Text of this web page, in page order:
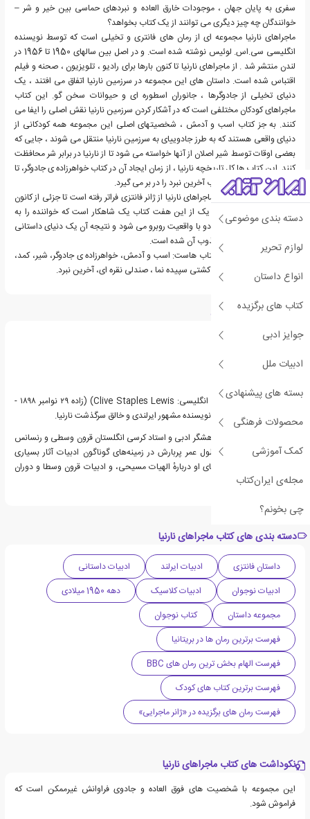
دسته بندی موضوعی
لوازم تحریر
انواع داستان
کتاب های برگزیده
جوایز ادبی
ادبیات ملل
بسته های پیشنهادی
محصولات فرهنگی
کمک آموزشی
مجله‌ی ایران‌کتاب
چی بخونم؟
سفری به پایان جهان ، موجودات خارق العاده و نبردهای حماسی بین خیر و شر –
خوانندگان چه چیز دیگری می توانند از یک کتاب بخواهد؟
ماجراهای نارنیا مجموعه ای از رمان های فانتری و تخیلی است که توسط نویسنده
انگلیسی سی.اس. لوئیس نوشته شده است. و در اصل بین سالهای 1950 تا 1956 در
لندن منتشر شد . از ماجراهای نارنیا تا کنون بارها برای رادیو ، تلویزیون ، صحنه و فیلم
اقتباس شده است. داستان های این مجموعه در سرزمین نارنیا اتفاق می افتند ، یک
دنیای تخیلی از جادوگرها ، جانوران اسطوره ای و حیوانات سخن گو. این کتاب
ماجراهای کودکان مختلفی است که در آشکار کردن سرزمین نارنیا نقش اصلی را ایفا می
کنند. به جز کتاب اسب و آدمش ، شخصیتهای اصلی این مجموعه همه کودکانی از
دنیای واقعی هستند که به طرز جادوییای به سرزمین نارنیا منتقل می شوند ، جایی که
بعضی اوقات توسط شیر اصلان از آنها خواسته می شود تا از نارنیا در برابر شر محافظت
کنند. این کتاب ها کل تاریخچه نارنیا ، از زمان ایجاد آن در کتاب خواهرزاده ی جادوگر، تا
نابودی احتمالی آن در کتاب آخرین نبرد را در بر می گیرد.
طی پنجاه سال گذشته ، ماجراهای نارنیا از ژانر فانتزی فراتر رفته است تا جزئی از کانون
ادبیات کلاسیک شود. هر یک از این هفت کتاب یک شاهکار است که خواننده را به
سرزمینی می کشاند که جادو با واقعیت روبرو می شود و نتیجه آن یک دنیای داستانی
است که چندین نسل مجذوب آن شده است.
این مجموعه شامل این کتاب هاست: اسب و آدمش، خواهرزاده ی جادوگر، شیر، کمد،
جادوگر، شاهزاده کاسپین، کشتی سپیده نما ، صندلی نقره ای، آخرین نبرد.
درباره سی اس لوئیس
کلایو استیپلز لوئیس، (به انگلیسی: Clive Staples Lewis) (زاده ۲۹ نوامبر ۱۸۹۸ -
درگذشته ۲۲ نوامبر ۱۹۶۳) نویسنده مشهور ایرلندی و خالق سرگذشت نارنیا.
این نویسنده، منتقد، پژوهشگر ادبی و استاد کرسی انگلستان قرون وسطی و رنسانس
در دانشگاه کمبریج، در طول عمر پربارش در زمینه‌های گوناگون ادبیات آثار بسیاری
پدید آورد که اکثر کتاب‌های او دربارهٔ الهیات مسیحی، و ادبیات قرون وسطا و دوران
رنسانس است.
دسته بندی های کتاب ماجراهای نارنیا
داستان فانتزی ادبیات ایرلند
ادبیات داستانی
ادبیات نوجوان
ادبیات کلاسیک
دهه 1950 میلادی
مجموعه داستان
کتاب نوجوان
فهرست برترین رمان ها در بریتانیا
فهرست الهام بخش ترین رمان های BBC
فهرست برترین کتاب های کودک
فهرست رمان های برگزیده در «ژانر ماجرایی»
نکوداشت های کتاب ماجراهای نارنیا
این مجموعه با شخصیت های فوق العاده و جادوی فراوانش غیرممکن است که
فراموش شود.